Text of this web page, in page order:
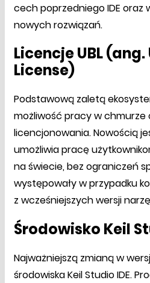
cech poprzedniego IDE oraz
nowych rozwiązań.
Licencje UBL
License)
Podstawową zaletą
możliwość pracy w chmurze
licencjonowania. Nowością
umożliwia pracę
na świecie, bez ograniczeń
występowały w przypadku
z wcześniejszych wersji
Środowisko Keil
Najważniejszą zmianą w
środowiska Keil Studio IDE.